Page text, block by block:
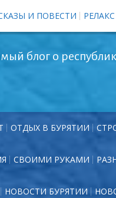
И ПОВЕСТИ РЕЛАКС
блог о
ОТДЫХ В БУРЯТИИ
СВОИМИ РУКАМИ
НОВОСТИ БУРЯТИИ